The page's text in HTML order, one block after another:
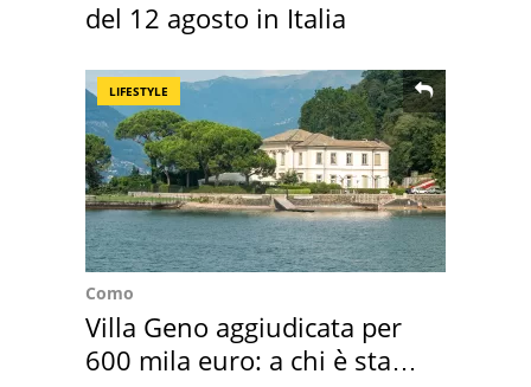
del 12 agosto in Italia
LIFESTYLE
Como
Villa Geno aggiudicata per
600 mila euro: a chi è stata